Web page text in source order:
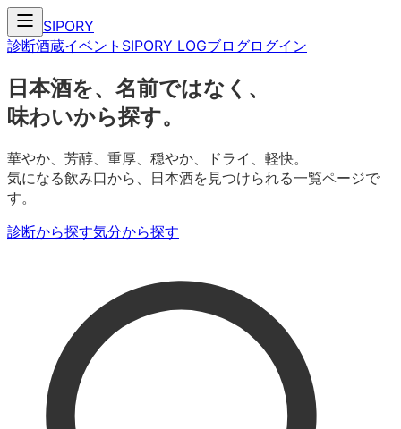
SIPORY
診断酒蔵イベント SIPORY LOGブログログイン
日本酒を、名前ではなく、
味わいから探す。
華やか、芳醇、重厚、穏やか、ドライ、軽快。
気になる飲み口から、日本酒を見つけられる一覧ページで
す。
診断から探す気分から探す